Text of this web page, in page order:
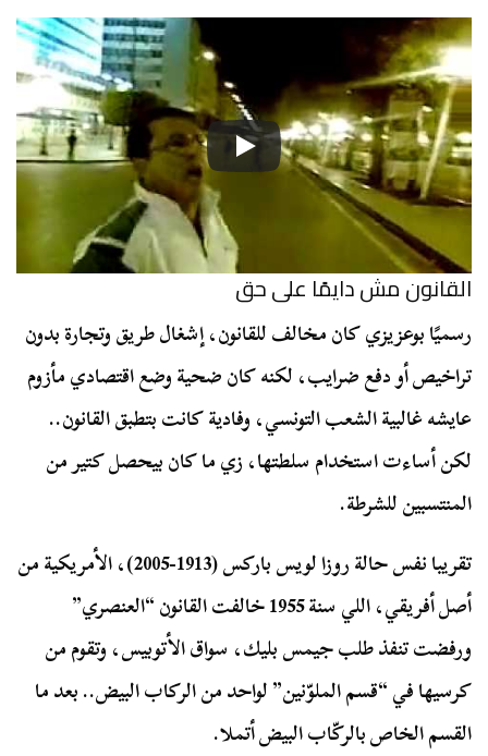
القانون مش دايمًا على حق
رسميًا بوعزيزي كان مخالف للقانون، إشغال طريق وتجارة بدون
تراخيص أو دفع ضرايب، لكنه كان ضحية وضع اقتصادي مأزوم
عايشه غالبية الشعب التونسي، وفادية كانت بتطبق القانون..
لكن أساءت استخدام سلطتها، زي ما كان بيحصل كتير من
المنتسبين للشرطة.
تقريبا نفس حالة روزا لويس باركس (1913-2005)، الأمريكية من
أصل أفريقي، اللي سنة 1955 خالفت القانون “العنصري”
ورفضت تنفذ طلب جيمس بليك، سواق الأتوبيس، وتقوم من
كرسيها في “قسم الملوّنين” لواحد من الركاب البيض.. بعد ما
القسم الخاص بالركّاب البيض أتملا.